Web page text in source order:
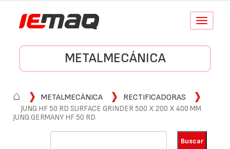
Conmutar
METALMECÁNICA
⌂ METALMECÁNICA
RECTIFICADORAS
JUNG HF 50 RD SURFACE GRINDER 500 X 200 X 400 MM
JUNG GERMANY HF 50 RD